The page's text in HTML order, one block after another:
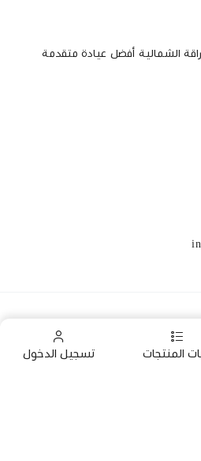
المنتجات تسجيل الدخول
الشمالية أفضل عيادة متقدمة